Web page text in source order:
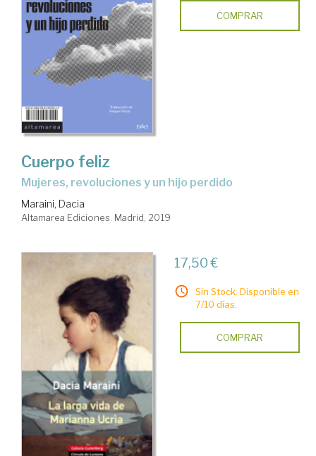
COMPRAR
Cuerpo feliz
mujeres, revoluciones y un hijo perdido
Maraini, Dacia
Altamarea Ediciones. Madrid, 2019
17,50 €
Sin Stock. Disponible en
7/10 días.
COMPRAR